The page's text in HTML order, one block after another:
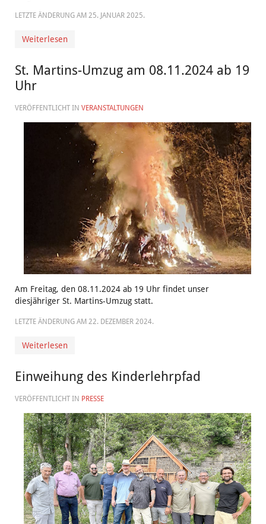
LETZTE ÄNDERUNG AM 25. JANUAR 2025.
Weiterlesen
St. Martins-Umzug am 08.11.2024 ab 19
Uhr
VERÖFFENTLICHT IN VERANSTALTUNGEN
Am Freitag, den 08.11.2024 ab 19 Uhr findet unser
diesjähriger St. Martins-Umzug statt.
LETZTE ÄNDERUNG AM 22. DEZEMBER 2024.
Weiterlesen
Einweihung des Kinderlehrpfad
VERÖFFENTLICHT IN PRESSE